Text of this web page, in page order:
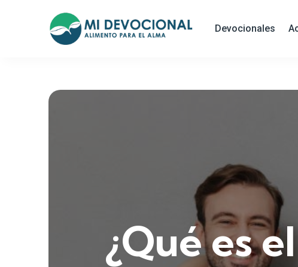
Devocionales
¿Qué es